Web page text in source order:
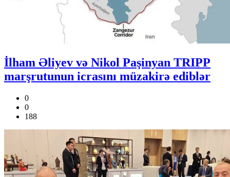
İlham Əliyev və Nikol Paşinyan TRIPP
marşrutunun icrasını müzakirə ediblər
0
0
188